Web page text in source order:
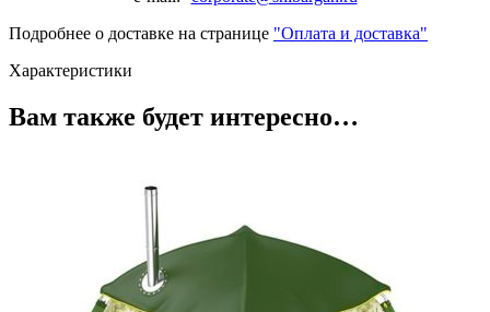
Подробнее о доставке на странице "Оплата и доставка"
Характеристики
Вам также будет интересно…